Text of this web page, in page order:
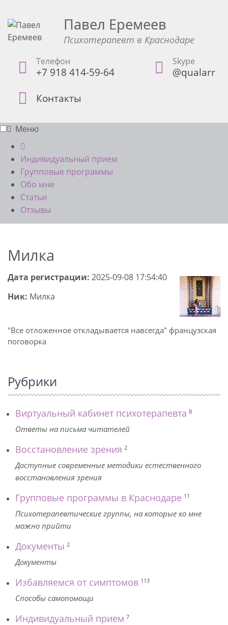
Павел Еремеев
Психотерапевт в Краснодаре
Телефон
+7 918 414-59-64
Skype
@qualarr
Контакты
Меню
Индивидуальный прием
Групповые программы
Обо мне
Статьи
Отзывы
Милка
Дата регистрации: 2025-09-08 17:54:40
Ник: Милка
"Все отложенное откладывается навсегда" французская
поговорка
Рубрики
Виртуальный кабинет психотерапевта 8
Ответы на письма читателей
Восстановление зрения 2
Доступные современные методики естественного
восстановления зрения
Групповые программы в Краснодаре 11
Психотерапевтические группы, на которые ко мне
можно прийти
Документы 2
Документы
Избавляемся от симптомов 113
Способы самопомощи
Индивидуальный прием 7